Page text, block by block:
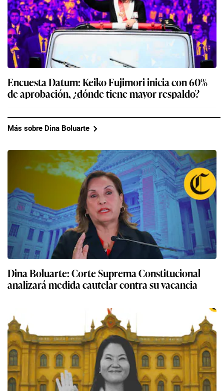
Encuesta Datum: Keiko Fujimori inicia con 60%
de aprobación, ¿dónde tiene mayor respaldo?
Más sobre Dina Boluarte
Dina Boluarte: Corte Suprema Constitucional
analizará medida cautelar contra su vacancia